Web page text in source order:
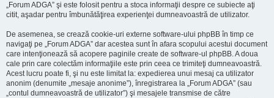
„Forum ADGA” şi este folosit pentru a stoca informaţii despre ce subiecte aţi
citit, aşadar pentru îmbunătăţirea experienţei dumneavoastră de utilizator.
De asemenea, se crează cookie-uri externe software-ului phpBB în timp ce
navigaţi pe „Forum ADGA” dar acestea sunt în afara scopului acestui document
care intenţionează să acopere paginile create de software-ul phpBB. A doua
cale prin care colectăm informaţiile este prin ceea ce trimiteţi dumneavoastră.
Acest lucru poate fi, şi nu este limitat la: expedierea unui mesaj ca utilizator
anonim (denumite „mesaje anonime”), înregistrarea la „Forum ADGA” (sau
„contul dumneavoastră de utilizator”) şi mesajele transmise de către